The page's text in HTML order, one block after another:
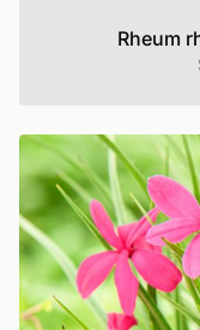
Rheum